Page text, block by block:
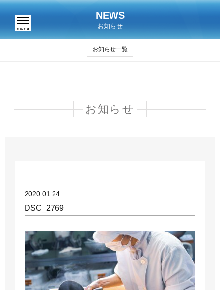
menu
NEWS
お知らせ
お知らせ一覧
お知らせ
2020.01.24
DSC_2769